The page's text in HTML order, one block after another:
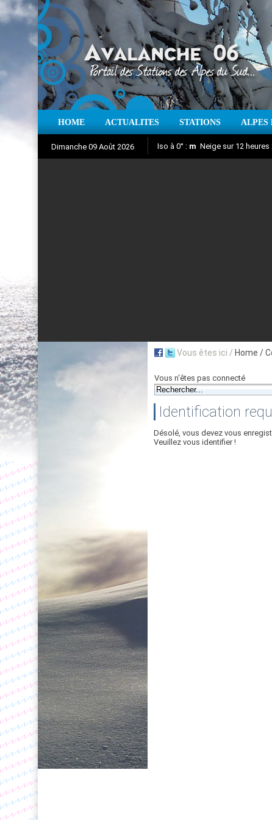
HOME ACTUALITES STATIONS ALPES
Dimanche 09 Août 2026 Iso à 0° : m Neige sur 12 heures
Suivez en direct l'actualité des
Vous êtes ici / Home /
Vous n'êtes pas connecté
Identification
Désolé, vous devez vous
Veuillez vous identifier !